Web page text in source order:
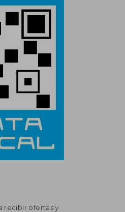
recibir ofertas y